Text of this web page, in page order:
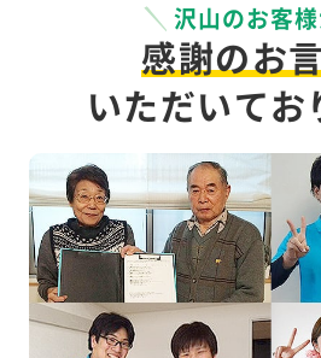
沢山のお客
感謝のお
いただいてお